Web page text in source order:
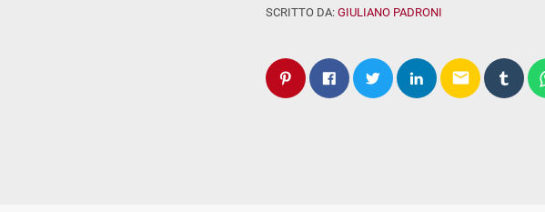
SCRITTO DA: GIULIANO PADRONI
email